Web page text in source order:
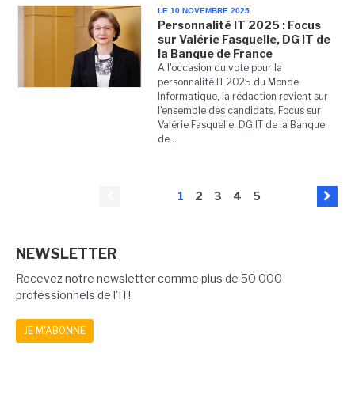
LE 10 NOVEMBRE 2025
Personnalité IT 2025 : Focus
sur Valérie Fasquelle, DG IT de
la Banque de France
A l'occasion du vote pour la
personnalité IT 2025 du Monde
Informatique, la rédaction revient sur
l'ensemble des candidats. Focus sur
Valérie Fasquelle, DG IT de la Banque
de...
1 2 3 4 5
NEWSLETTER
Recevez notre newsletter comme plus de 50 000
professionnels de l'IT!
JE M'ABONNE